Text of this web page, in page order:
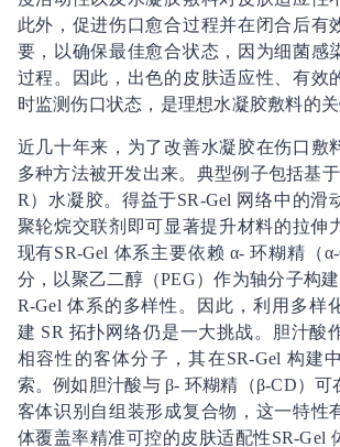
此外，促进伤口愈合过程并在闭合后有
要，以确保最佳愈合状态，因为细菌感
过程。因此，出色的皮肤适应性、有效
时监测伤口状态，是理想水凝胶敷料的关
近几十年来，为了改善水凝胶在伤口敷
多种方法被开发出来。典型例子包括基
R）水凝胶。得益于SR-Gel 网络中的滑
聚轮烷交联剂即可显著提升材料的拉伸
现有SR-Gel 体系主要依赖 α- 环糊精（
分，以聚乙二醇（PEG）作为轴分子构
R-Gel 体系的多样性。因此，利用多样
建 SR 拓扑网络仍是一大挑战。胆汁酸
相容性的客体分子，其在SR-Gel 构建
索。例如⁠胆汁酸与 β- 环糊精（β-CD）可
客体识别自组装形成复合物，这一特性
体覆盖率精准可控的皮肤适配性SR-Gel